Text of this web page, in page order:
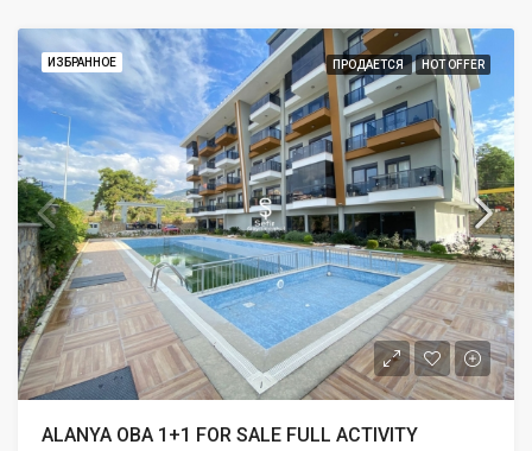
ИЗБРАННОЕ ПРОДАЕТСЯ HOT OFFER
ALANYA OBA 1+1 FOR SALE FULL ACTIVITY